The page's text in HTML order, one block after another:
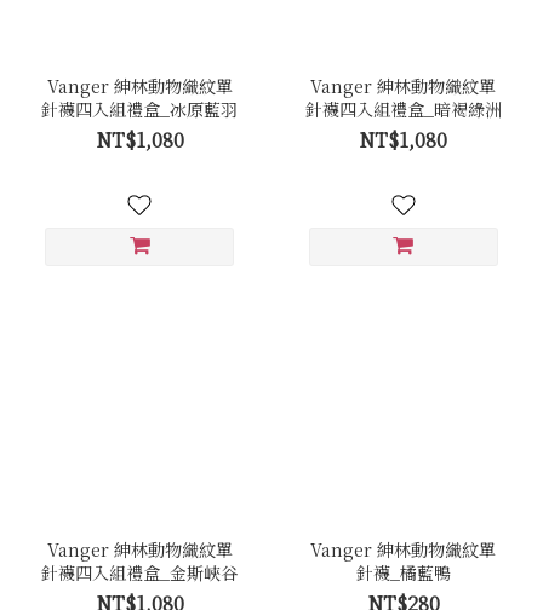
Vanger 紳林動物織紋單
針襪四入組禮盒_冰原藍羽
NT$1,080
Vanger 紳林動物織紋單
針襪四入組禮盒_暗褐綠洲
NT$1,080
Vanger 紳林動物織紋單
針襪四入組禮盒_金斯峽谷
NT$1,080
Vanger 紳林動物織紋單
針襪_橘藍鴨
NT$280